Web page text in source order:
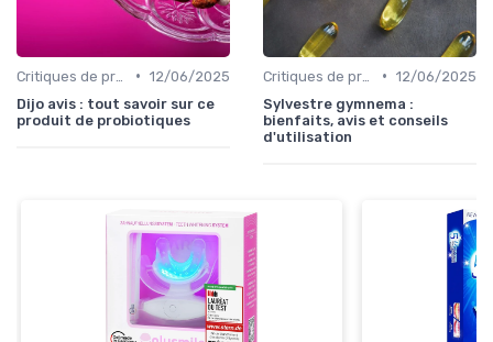
• 12/06/2025
Dijo avis : tout savoir sur ce
produit de probiotiques
• 12/06/2025
Sylvestre gymnema :
bienfaits, avis et conseils
d'utilisation